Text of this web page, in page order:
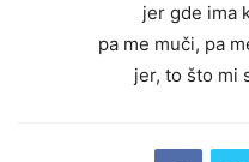
jer gde ima
pa me muči, pa
jer, to što mi